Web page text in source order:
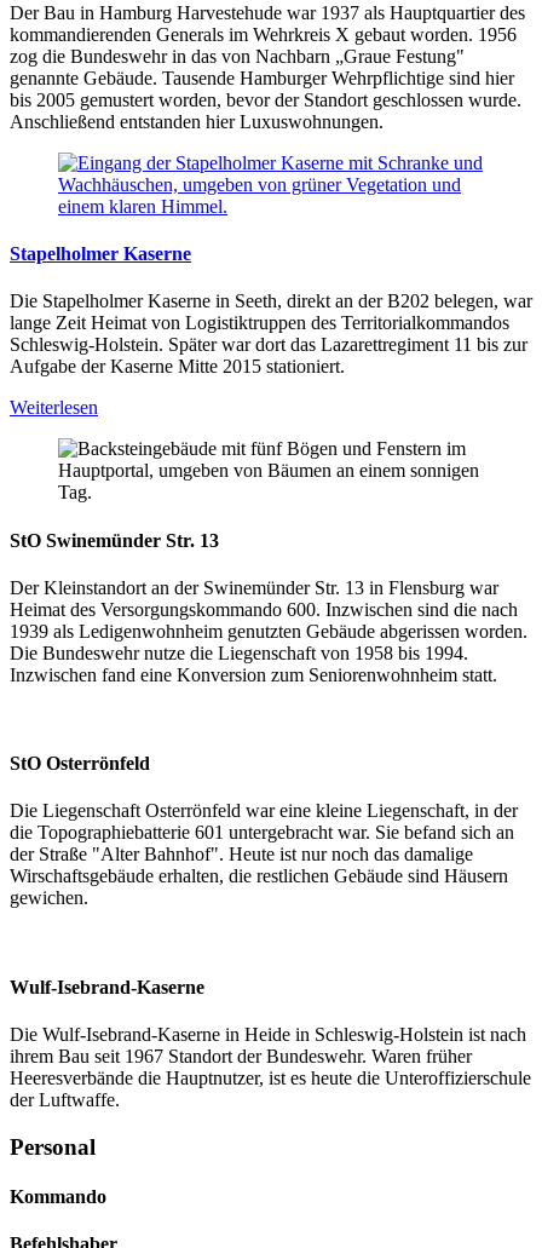
Der Bau in Hamburg Harvestehude war 1937 als Hauptquartier des
kommandierenden Generals im Wehrkreis X gebaut worden. 1956
zog die Bundeswehr in das von Nachbarn „Graue Festung"
genannte Gebäude. Tausende Hamburger Wehrpflichtige sind hier
bis 2005 gemustert worden, bevor der Standort geschlossen wurde.
Anschließend entstanden hier Luxuswohnungen.
Stapelholmer Kaserne
Die Stapelholmer Kaserne in Seeth, direkt an der B202 belegen, war
lange Zeit Heimat von Logistiktruppen des Territorialkommandos
Schleswig-Holstein. Später war dort das Lazarettregiment 11 bis zur
Aufgabe der Kaserne Mitte 2015 stationiert.
Weiterlesen
StO Swinemünder Str. 13
Der Kleinstandort an der Swinemünder Str. 13 in Flensburg war
Heimat des Versorgungskommando 600. Inzwischen sind die nach
1939 als Ledigenwohnheim genutzten Gebäude abgerissen worden.
Die Bundeswehr nutze die Liegenschaft von 1958 bis 1994.
Inzwischen fand eine Konversion zum Seniorenwohnheim statt.
StO Osterrönfeld
Die Liegenschaft Osterrönfeld war eine kleine Liegenschaft, in der
die Topographiebatterie 601 untergebracht war. Sie befand sich an
der Straße "Alter Bahnhof". Heute ist nur noch das damalige
Wirschaftsgebäude erhalten, die restlichen Gebäude sind Häusern
gewichen.
Wulf-Isebrand-Kaserne
Die Wulf-Isebrand-Kaserne in Heide in Schleswig-Holstein ist nach
ihrem Bau seit 1967 Standort der Bundeswehr. Waren früher
Heeresverbände die Hauptnutzer, ist es heute die Unteroffizierschule
der Luftwaffe.
Personal
Kommando
Befehlshaber